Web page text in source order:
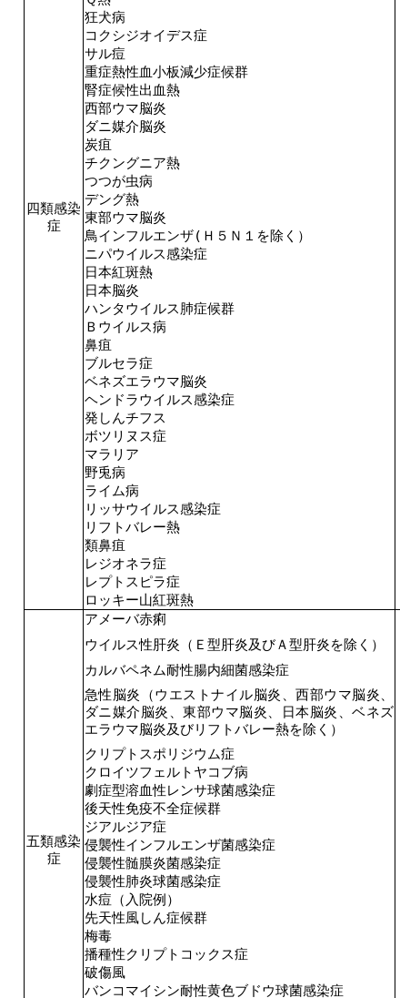
四類感染
症
狂犬病
コクシジオイデス症
サル痘
重症熱性血小板減少症候群
腎症候性出血熱
西部ウマ脳炎
ダニ媒介脳炎
炭疽
チクングニア熱
つつが虫病
デング熱
東部ウマ脳炎
鳥インフルエンザ(Ｈ５Ｎ１を除く）
ニパウイルス感染症
日本紅斑熱
日本脳炎
ハンタウイルス肺症候群
Ｂウイルス病
鼻疽
ブルセラ症
ベネズエラウマ脳炎
ヘンドラウイルス感染症
発しんチフス
ボツリヌス症
マラリア
野兎病
ライム病
リッサウイルス感染症
リフトバレー熱
類鼻疽
レジオネラ症
レプトスピラ症
ロッキー山紅斑熱
五類感染
症
アメーバ赤痢
ウイルス性肝炎（Ｅ型肝炎及びＡ型肝炎を除く）
カルバペネム耐性腸内細菌感染症
急性脳炎（ウエストナイル脳炎、西部ウマ脳炎、
ダニ媒介脳炎、東部ウマ脳炎、日本脳炎、ベネズ
エラウマ脳炎及びリフトバレー熱を除く）
クリプトスポリジウム症
クロイツフェルトヤコブ病
劇症型溶血性レンサ球菌感染症
後天性免疫不全症候群
ジアルジア症
侵襲性インフルエンザ菌感染症
侵襲性髄膜炎菌感染症
侵襲性肺炎球菌感染症
水痘（入院例）
先天性風しん症候群
梅毒
播種性クリプトコックス症
破傷風
バンコマイシン耐性黄色ブドウ球菌感染症